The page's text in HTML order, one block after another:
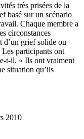
très prisées de la
basé sur un scénario
Chaque membre a
circonstances
d’un grief solide ou
participants ont
t-il. « Ils ont vraiment
situation qu’ils
2010